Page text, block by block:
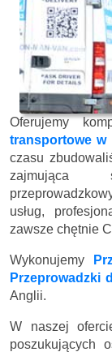
Oferujemy
transportowe w
czasu
zajmująca
usług,
zawsze chętnie
Wykonujemy
Przeprowadzki
Anglii.
W naszej
poszukujących